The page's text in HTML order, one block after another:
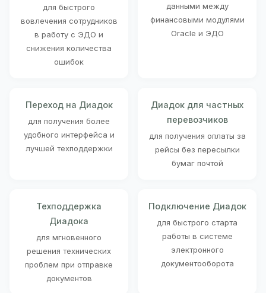
для быстрого
вовлечения сотрудников
в работу с ЭДО и
снижения количества
ошибок
данными между
финансовыми модулями
Oracle и ЭДО
Переход на Диадок
для получения более
удобного интерфейса и
лучшей техподдержки
Диадок для частных
перевозчиков
для получения оплаты за
рейсы без пересылки
бумаг почтой
Техподдержка
Диадока
для мгновенного
решения технических
проблем при отправке
документов
Подключение Диадок
для быстрого старта
работы в системе
электронного
документооборота